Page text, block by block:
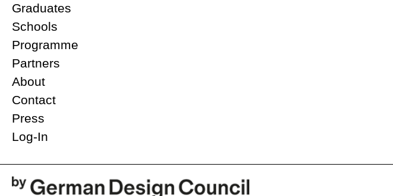
Graduates
Schools
Programme
Partners
About
Contact
Press
Log-In